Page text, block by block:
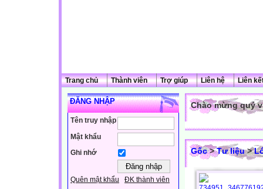
Trang chủ Thành viên Trợ giúp Liên hệ Liên
ĐĂNG NHẬP
Tên truy nhập
Mật khẩu
Ghi nhớ
Quên mật khẩu ĐK thành viên
Chào mừng quý
Gốc>Tư liệu>